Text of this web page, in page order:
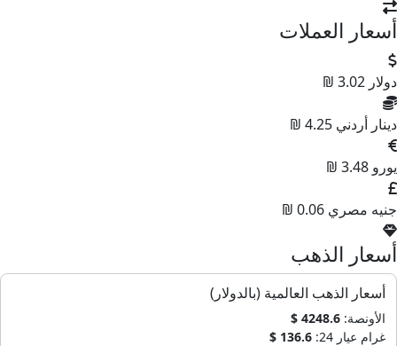
العملات
3.02 ₪
أردني 4.25 ₪
3.48 ₪
مصري 0.06 ₪
الذهب
أسعار الذهب العالمية (بالدولار)
الأونصة: 4248.6 $
غرام عيار 24:
136.6 $